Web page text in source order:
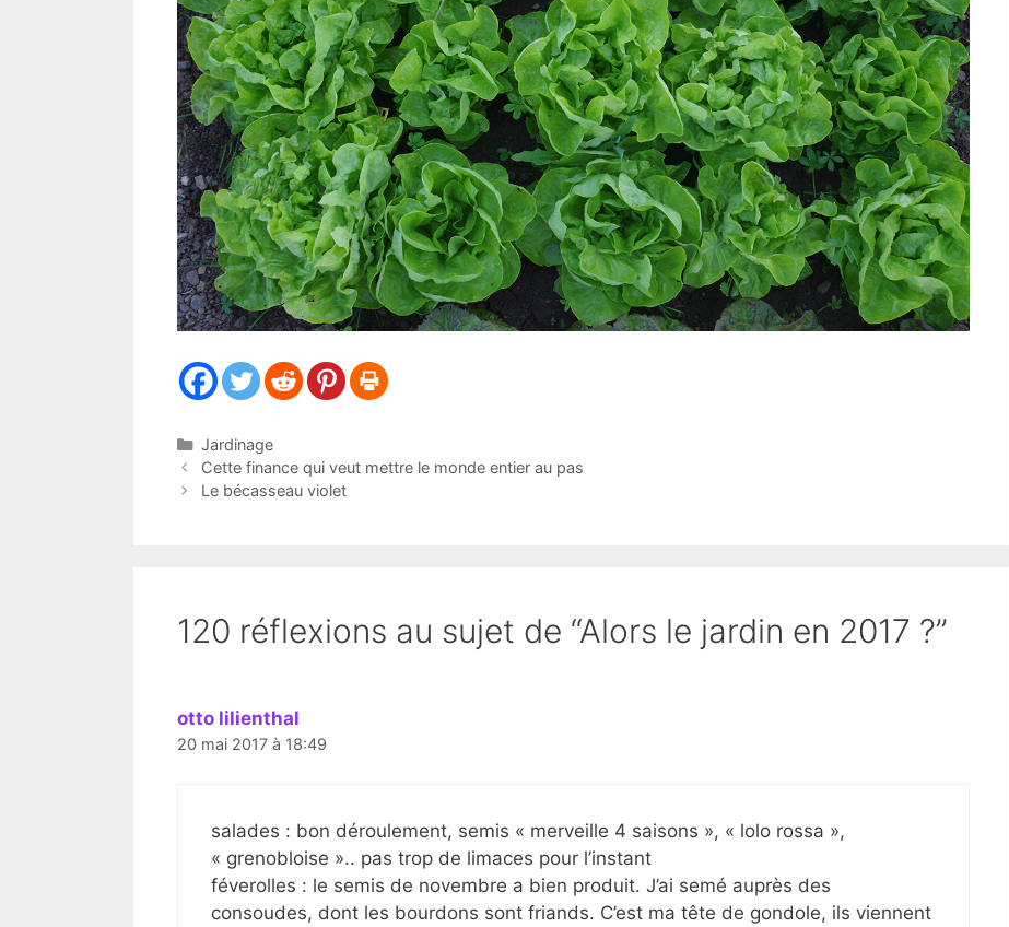
Catégories
Jardinage
Cette finance qui veut mettre le monde entier au pas
Le bécasseau violet
120 réflexions au sujet de “Alors le jardin en 2017 ?”
otto lilienthal
20 mai 2017 à 18:49
salades : bon déroulement, semis « merveille 4 saisons », « lolo rossa »,
« grenobloise ».. pas trop de limaces pour l’instant
féverolles : le semis de novembre a bien produit. J’ai semé auprès des
consoudes, dont les bourdons sont friands. C’est ma tête de gondole, ils viennent